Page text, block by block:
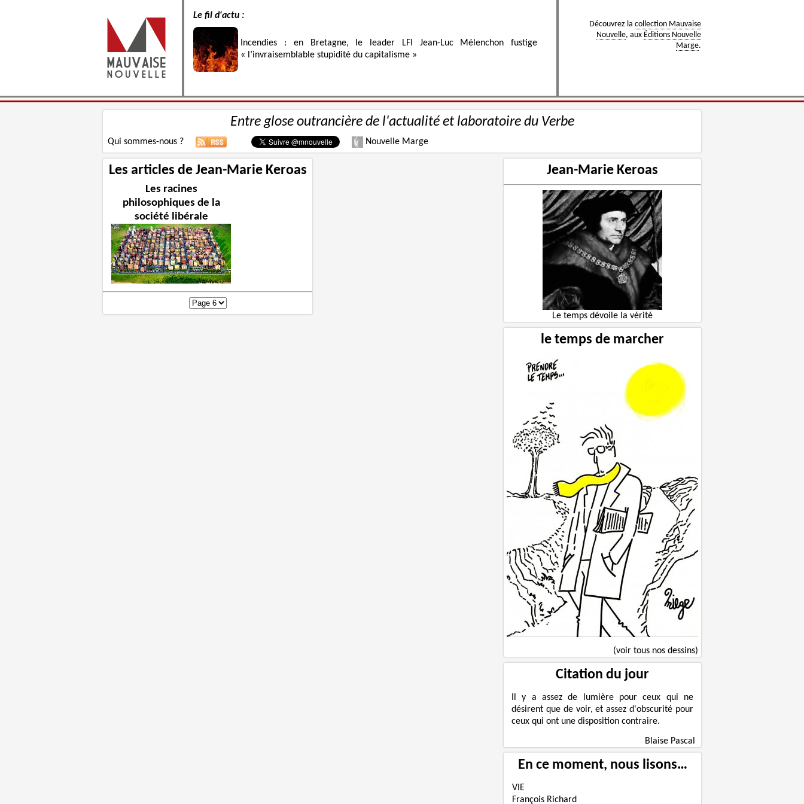
Le fil d'actu :
Incendies : en Bretagne, le leader LFI Jean-Luc Mélenchon fustige
« l’invraisemblable stupidité du capitalisme »
Découvrez la collection Mauvaise
Nouvelle, aux Éditions Nouvelle
Marge.
Entre glose outrancière de l'actualité et laboratoire du Verbe
Qui sommes-nous ? Nouvelle Marge
Les articles de Jean-Marie Keroas
Les racines
philosophiques de la
société libérale
Jean-Marie Keroas
Le temps dévoile la vérité
le temps de marcher
(voir tous nos dessins)
Citation du jour
Il y a assez de lumière pour ceux qui ne
désirent que de voir, et assez d'obscurité pour
ceux qui ont une disposition contraire.
Blaise Pascal
En ce moment, nous lisons…
VIE
François Richard